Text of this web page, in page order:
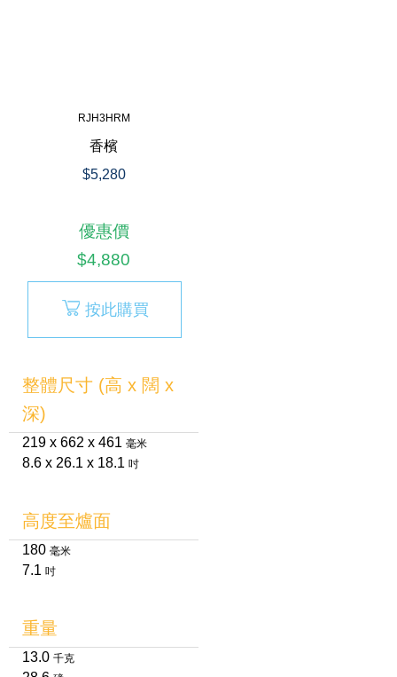
RJH3HRM
香檳
$5,280
優惠價
$4,880
按此購買
整體尺寸 (高 x 闊 x
深)
219 x 662 x 461 毫米
8.6 x 26.1 x 18.1 吋
高度至爐面
180 毫米
7.1 吋
重量
13.0 千克